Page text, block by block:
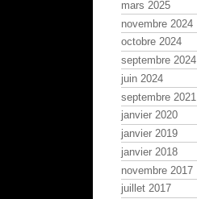
mars 2025
novembre 2024
octobre 2024
septembre 2024
juin 2024
septembre 2021
janvier 2020
janvier 2019
janvier 2018
novembre 2017
juillet 2017